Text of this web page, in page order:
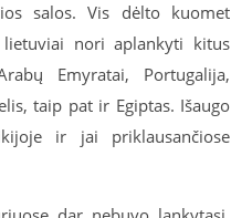
salos. Vis dėlto kuomet
lietuviai nori aplankyti kitus
Emyratai, Portugalija,
taip pat ir Egiptas. Išaugo
ir jai priklausančiose